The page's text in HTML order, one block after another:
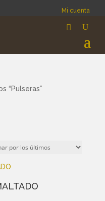
Mi cuenta
“Pulseras”